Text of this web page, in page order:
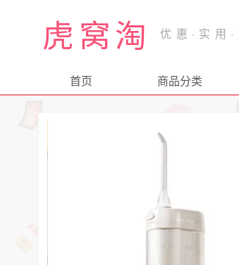
虎窝淘
首页 商品分类